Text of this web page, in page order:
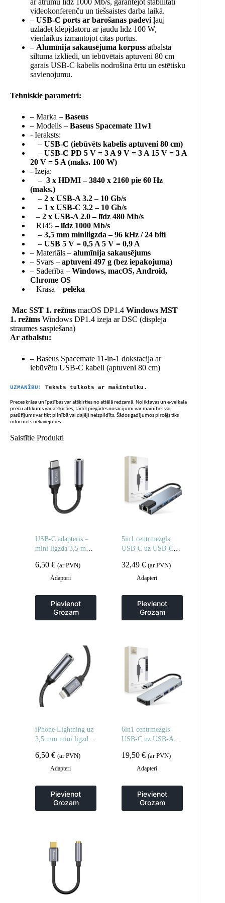
ar ātrumu līdz 1000 Mb/s, garantējot stabilitāti
videokonferenču un tiešsaistes darba laikā.
– USB-C ports ar barošanas padevi ļauj
uzlādēt klēpjdatoru ar jaudu līdz 100 W,
vienlaikus izmantojot citas portus.
– Alumīnija sakausējuma korpuss atbalsta
siltuma izkliedi, un iebūvētais aptuveni 80 cm
garais USB-C kabelis nodrošina ērtu un estētisku
savienojumu.
Tehniskie parametri:
– Marka – Baseus
– Modelis – Baseus Spacemate 11w1
- Ieraksts:
– USB-C (iebūvēts kabelis aptuveni 80 cm)
– USB-C PD 5 V = 3 A 9 V = 3 A 15 V = 3 A
20 V = 5 A (maks. 100 W)
- Izeja:
– 3 x HDMI – 3840 x 2160 pie 60 Hz
(maks.)
– 2 x USB-A 3.2 – 10 Gb/s
– 1 x USB-C 3.2 – 10 Gb/s
– 2 x USB-A 2.0 – līdz 480 Mb/s
RJ45– līdz 1000 Mb/s
– 3,5 mm miniligzda – 96 kHz / 24 biti
– USB 5 V = 0,5 A 5 V = 0,9 A
– Materiāls – alumīnija sakausējums
– Svars – aptuveni 497 g (bez iepakojuma)
– Saderība – Windows, macOS, Android,
Chrome OS
– Krāsa – pelēka
Mac SST 1. režīms macOS DP1.4 Windows MST
1. režīms Windows DP1.4 izeja ar DSC (displeja
straumes saspiešana)
Ar atbalstu:
– Baseus Spacemate 11-in-1 dokstacija ar
iebūvētu USB-C kabeli (aptuveni 80 cm)
UZMANĪBU! Teksts tulkots ar mašīntulku.
Preces krāsa un īpašības var atšķirties no attēlā redzamā. Noliktavas un e-veikala
preču atlikums var atšķirties, tādēļ piegādes nosacījumi var mainīties vai
pasūtījums var tikt pilnībā vai daļēji neizpildīts. Šādos gadījumos pircējs tiks
informēts nekavējoties.
Saistītie Produkti
USB-C adapteris –
mini ligzda 3,5 mm
6,50 € (ar PVN)
Adapteri
Pievienot
Grozam
5in1 centrmezgls
USB-C uz USB-C
sadalītājs – pelēks
32,49€ (ar PVN)
Adapteri
Pievienot
Grozam
iPhone Lightning uz
3,5 mm mini ligzdas
6,50 € (ar PVN)
Adapteri
Pievienot
Grozam
6in1 centrmezgls
USB-C uz USB-A
SD / TF / SD
sadalītājs – pelēks
19,50€ (ar PVN)
Adapteri
Pievienot
Grozam